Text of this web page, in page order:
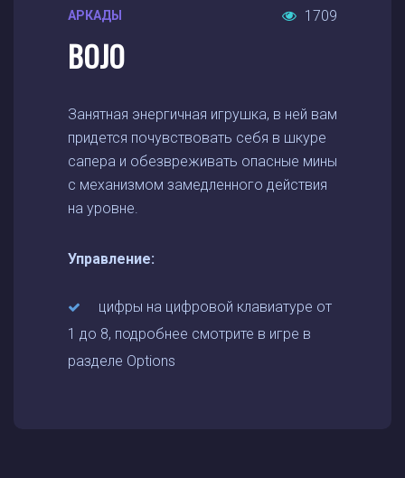
АРКАДЫ 1709
BOJO
Занятная энергичная игрушка, в ней вам
придется почувствовать себя в шкуре
сапера и обезвреживать опасные мины
с механизмом замедленного действия
на уровне.
Управление:
цифры на цифровой клавиатуре от
1 до 8, подробнее смотрите в игре в
разделе Options